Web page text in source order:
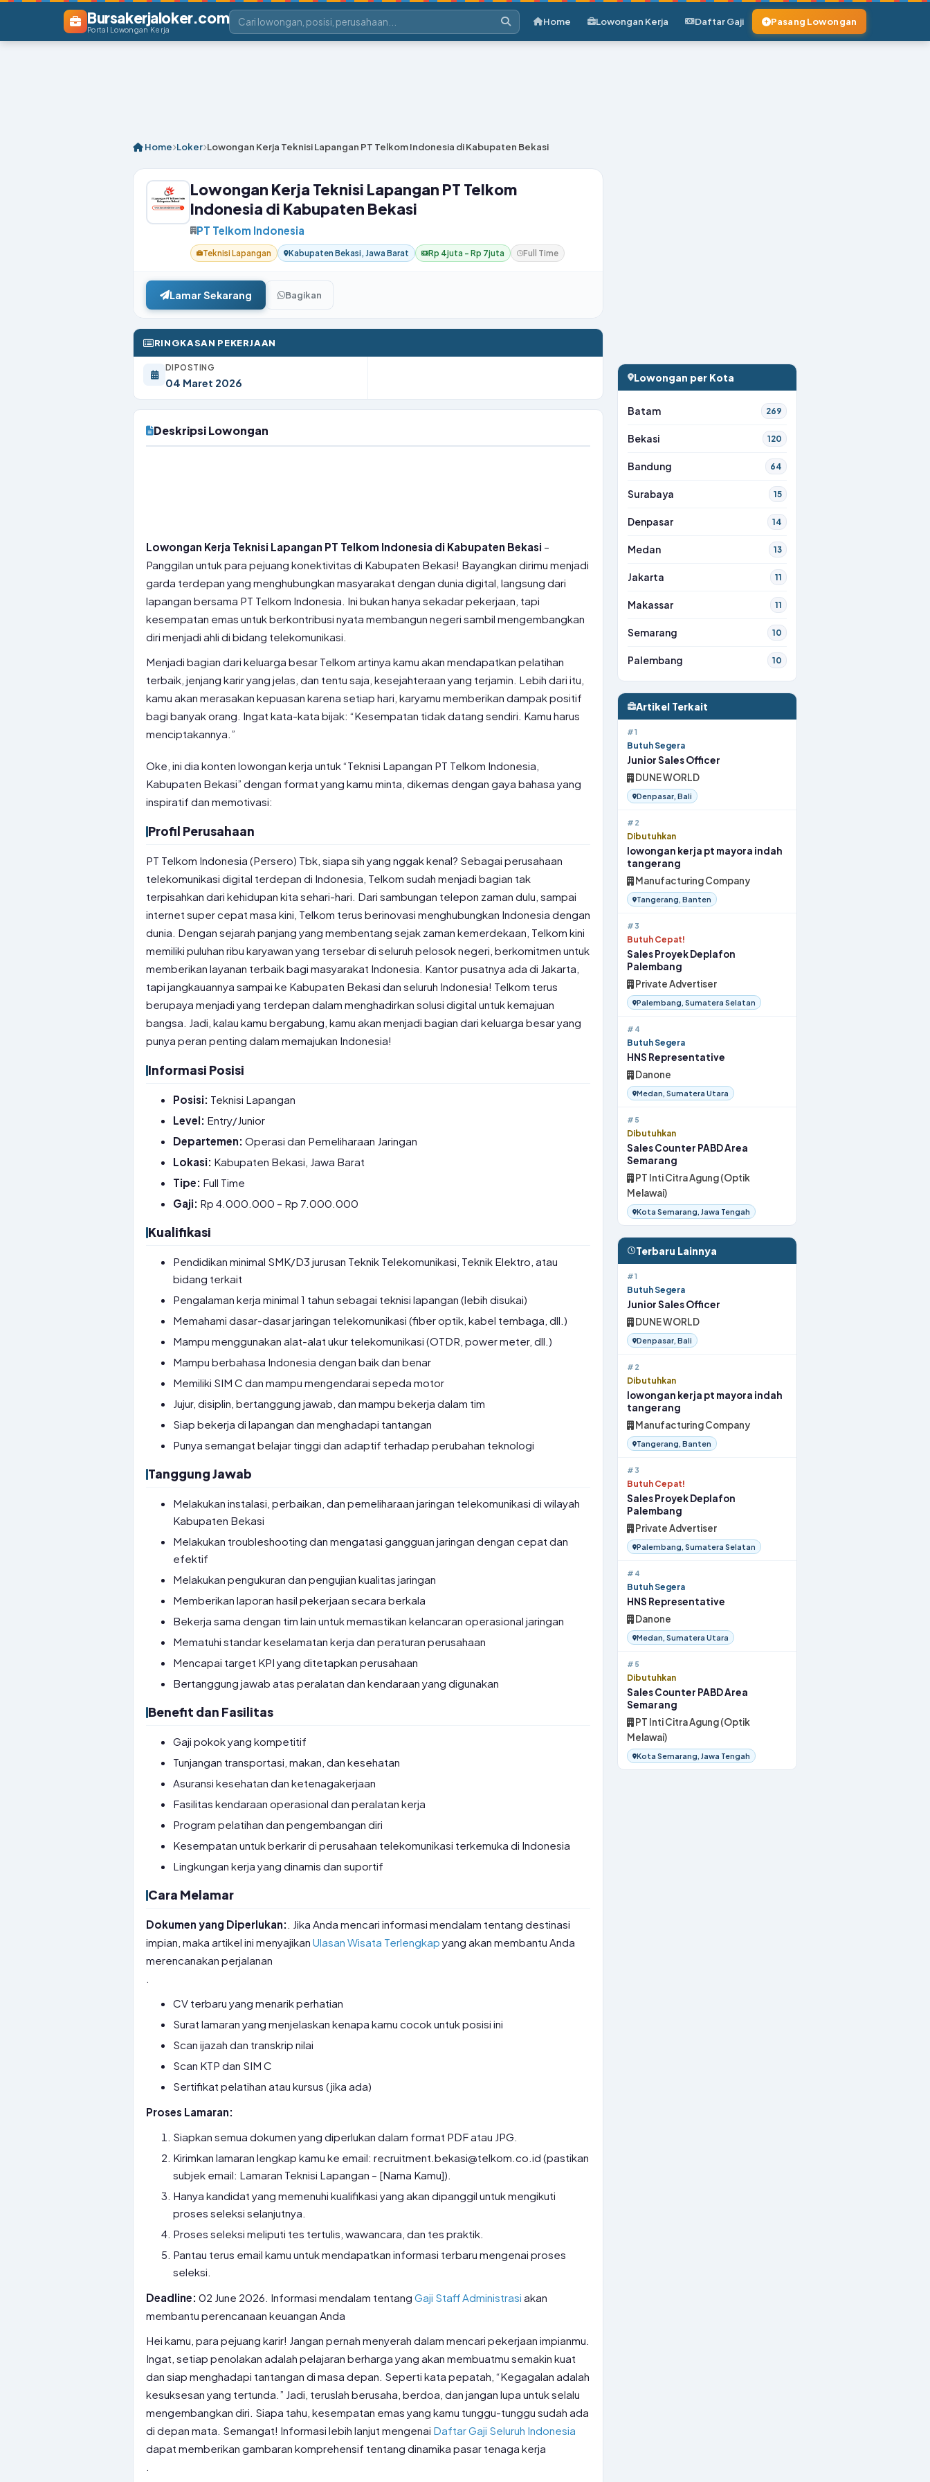
Bursakerjaloker.com
Portal Lowongan Kerja
Home Lowongan Kerja Daftar Gaji Pasang Lowongan
Home Loker Lowongan Kerja Teknisi Lapangan PT Telkom Indonesia di Kabupaten Bekasi
Lowongan Kerja Teknisi Lapangan PT Telkom
Indonesia di Kabupaten Bekasi
PT Telkom Indonesia
Teknisi Lapangan Kabupaten Bekasi, Jawa Barat Rp 4juta – Rp 7juta Full Time
Lamar Sekarang Bagikan
RINGKASAN PEKERJAAN
DIPOSTING
04 Maret 2026
Deskripsi Lowongan
Lowongan Kerja Teknisi Lapangan PT Telkom Indonesia di Kabupaten Bekasi –
Panggilan untuk para pejuang konektivitas di Kabupaten Bekasi! Bayangkan dirimu menjadi
garda terdepan yang menghubungkan masyarakat dengan dunia digital, langsung dari
lapangan bersama PT Telkom Indonesia. Ini bukan hanya sekadar pekerjaan, tapi
kesempatan emas untuk berkontribusi nyata membangun negeri sambil mengembangkan
diri menjadi ahli di bidang telekomunikasi.
Menjadi bagian dari keluarga besar Telkom artinya kamu akan mendapatkan pelatihan
terbaik, jenjang karir yang jelas, dan tentu saja, kesejahteraan yang terjamin. Lebih dari itu,
kamu akan merasakan kepuasan karena setiap hari, karyamu memberikan dampak positif
bagi banyak orang. Ingat kata-kata bijak: “Kesempatan tidak datang sendiri. Kamu harus
menciptakannya.”
Oke, ini dia konten lowongan kerja untuk “Teknisi Lapangan PT Telkom Indonesia,
Kabupaten Bekasi” dengan format yang kamu minta, dikemas dengan gaya bahasa yang
inspiratif dan memotivasi:
Profil Perusahaan
PT Telkom Indonesia (Persero) Tbk, siapa sih yang nggak kenal? Sebagai perusahaan
telekomunikasi digital terdepan di Indonesia, Telkom sudah menjadi bagian tak
terpisahkan dari kehidupan kita sehari-hari. Dari sambungan telepon zaman dulu, sampai
internet super cepat masa kini, Telkom terus berinovasi menghubungkan Indonesia dengan
dunia. Dengan sejarah panjang yang membentang sejak zaman kemerdekaan, Telkom kini
memiliki puluhan ribu karyawan yang tersebar di seluruh pelosok negeri, berkomitmen untuk
memberikan layanan terbaik bagi masyarakat Indonesia. Kantor pusatnya ada di Jakarta,
tapi jangkauannya sampai ke Kabupaten Bekasi dan seluruh Indonesia! Telkom terus
berupaya menjadi yang terdepan dalam menghadirkan solusi digital untuk kemajuan
bangsa. Jadi, kalau kamu bergabung, kamu akan menjadi bagian dari keluarga besar yang
punya peran penting dalam memajukan Indonesia!
Informasi Posisi
Posisi: Teknisi Lapangan
Level: Entry/Junior
Departemen: Operasi dan Pemeliharaan Jaringan
Lokasi: Kabupaten Bekasi, Jawa Barat
Tipe: Full Time
Gaji: Rp 4.000.000 – Rp 7.000.000
Kualifikasi
Pendidikan minimal SMK/D3 jurusan Teknik Telekomunikasi, Teknik Elektro, atau
bidang terkait
Pengalaman kerja minimal 1 tahun sebagai teknisi lapangan (lebih disukai)
Memahami dasar-dasar jaringan telekomunikasi (fiber optik, kabel tembaga, dll.)
Mampu menggunakan alat-alat ukur telekomunikasi (OTDR, power meter, dll.)
Mampu berbahasa Indonesia dengan baik dan benar
Memiliki SIM C dan mampu mengendarai sepeda motor
Jujur, disiplin, bertanggung jawab, dan mampu bekerja dalam tim
Siap bekerja di lapangan dan menghadapi tantangan
Punya semangat belajar tinggi dan adaptif terhadap perubahan teknologi
Tanggung Jawab
Melakukan instalasi, perbaikan, dan pemeliharaan jaringan telekomunikasi di wilayah
Kabupaten Bekasi
Melakukan troubleshooting dan mengatasi gangguan jaringan dengan cepat dan
efektif
Melakukan pengukuran dan pengujian kualitas jaringan
Memberikan laporan hasil pekerjaan secara berkala
Bekerja sama dengan tim lain untuk memastikan kelancaran operasional jaringan
Mematuhi standar keselamatan kerja dan peraturan perusahaan
Mencapai target KPI yang ditetapkan perusahaan
Bertanggung jawab atas peralatan dan kendaraan yang digunakan
Benefit dan Fasilitas
Gaji pokok yang kompetitif
Tunjangan transportasi, makan, dan kesehatan
Asuransi kesehatan dan ketenagakerjaan
Fasilitas kendaraan operasional dan peralatan kerja
Program pelatihan dan pengembangan diri
Kesempatan untuk berkarir di perusahaan telekomunikasi terkemuka di Indonesia
Lingkungan kerja yang dinamis dan suportif
Cara Melamar
Dokumen yang Diperlukan:
. Jika Anda mencari informasi mendalam tentang destinasi
impian, maka artikel ini menyajikan Ulasan Wisata Terlengkap yang akan membantu Anda
merencanakan perjalanan
CV terbaru yang menarik perhatian
Surat lamaran yang menjelaskan kenapa kamu cocok untuk posisi ini
Scan ijazah dan transkrip nilai
Scan KTP dan SIM C
Sertifikat pelatihan atau kursus (jika ada)
Proses Lamaran:
Siapkan semua dokumen yang diperlukan dalam format PDF atau JPG.
Kirimkan lamaran lengkap kamu ke email: recruitment.bekasi@telkom.co.id (pastikan
subjek email: Lamaran Teknisi Lapangan – [Nama Kamu]).
Hanya kandidat yang memenuhi kualifikasi yang akan dipanggil untuk mengikuti
proses seleksi selanjutnya.
Proses seleksi meliputi tes tertulis, wawancara, dan tes praktik.
Pantau terus email kamu untuk mendapatkan informasi terbaru mengenai proses
seleksi.
Deadline: 02 June 2026. Informasi mendalam tentang Gaji Staff Administrasi akan
membantu perencanaan keuangan Anda
Hei kamu, para pejuang karir! Jangan pernah menyerah dalam mencari pekerjaan impianmu.
Ingat, setiap penolakan adalah pelajaran berharga yang akan membuatmu semakin kuat
dan siap menghadapi tantangan di masa depan. Seperti kata pepatah, “Kegagalan adalah
kesuksesan yang tertunda.” Jadi, teruslah berusaha, berdoa, dan jangan lupa untuk selalu
mengembangkan diri. Siapa tahu, kesempatan emas yang kamu tunggu-tunggu sudah ada
di depan mata. Semangat! Informasi lebih lanjut mengenai Daftar Gaji Seluruh Indonesia
dapat memberikan gambaran komprehensif tentang dinamika pasar tenaga kerja
Lowongan per Kota
Batam 269
Bekasi 120
Bandung 64
Surabaya 15
Denpasar 14
Medan 13
Jakarta 11
Makassar 11
Semarang 10
Palembang 10
Artikel Terkait
#1
Butuh Segera
Junior Sales Officer
DUNE WORLD
Denpasar, Bali
#2
Dibutuhkan
lowongan kerja pt mayora indah
tangerang
Manufacturing Company
Tangerang, Banten
#3
Butuh Cepat!
Sales Proyek Deplafon
Palembang
Private Advertiser
Palembang, Sumatera Selatan
#4
Butuh Segera
HNS Representative
Danone
Medan, Sumatera Utara
#5
Dibutuhkan
Sales Counter PABD Area
Semarang
PT Inti Citra Agung (Optik
Melawai)
Kota Semarang, Jawa Tengah
Terbaru Lainnya
#1
Butuh Segera
Junior Sales Officer
DUNE WORLD
Denpasar, Bali
#2
Dibutuhkan
lowongan kerja pt mayora indah
tangerang
Manufacturing Company
Tangerang, Banten
#3
Butuh Cepat!
Sales Proyek Deplafon
Palembang
Private Advertiser
Palembang, Sumatera Selatan
#4
Butuh Segera
HNS Representative
Danone
Medan, Sumatera Utara
#5
Dibutuhkan
Sales Counter PABD Area
Semarang
PT Inti Citra Agung (Optik
Melawai)
Kota Semarang, Jawa Tengah